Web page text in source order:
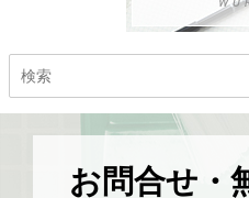
お問合せ・